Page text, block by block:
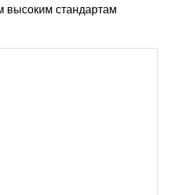
высоким стандартам